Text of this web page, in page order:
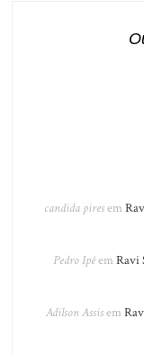
candida piresem
Pedro Ipêem Ravi
Adilson Assisem